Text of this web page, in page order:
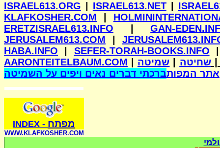
ISRAEL613.ORG ISRAEL613.NET|
KLAFKOSHER.COM
ERETZISRAEL613.INFO |GAN-
JERUSALEM613.COM
HABA.INFO
SEFER-TORAH-BOOKS.INFO
AARONTEITELBAUM.COM
שמיטה שחיטה
ברכתי דברים נאים ויפים על השמיטהאתר המפות
מפתח -
INDEX
WWW.KLAFKOSHER.COM